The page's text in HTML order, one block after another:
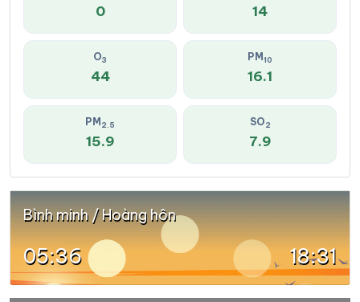
0 14
O3
44
PM 10
16.1
PM 2.5
15.9
SO2
7.9
Bình minh / Hoàng hôn
05:36 18:31